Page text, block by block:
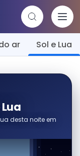
ar Sol e Lua
desta noite em